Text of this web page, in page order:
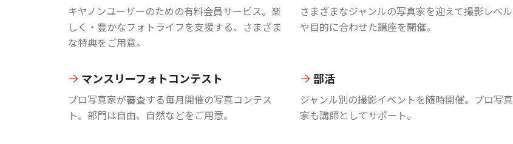
キヤノンユーザーのための有料会員サービス。楽
しく・豊かなフォトライフを支援する、さまざま
な特典をご用意。
さまざまなジャンルの写真家を迎えて撮影レベル
や目的に合わせた講座を開催。
マンスリーフォトコンテスト
プロ写真家が審査する毎月開催の写真コンテス
ト。部門は自由、自然などをご用意。
部活
ジャンル別の撮影イベントを随時開催。プロ写真
家も講師としてサポート。